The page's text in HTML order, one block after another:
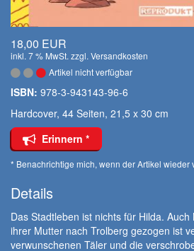
18,00 EUR
inkl. 7 % MwSt. zzgl. Versandkosten
Artikel nicht verfügbar
ISBN: 978-3-943143-96-6
Hardcover, 44 Seiten, 21,5 x 30 cm
Erinnern *
* Benachrichtige mich, wenn der Artikel wieder
Details
Das Stadtleben ist nichts für Hilda.
ihrer Mutter nach Trolberg gezogen ist
verwunschenen Täler und die